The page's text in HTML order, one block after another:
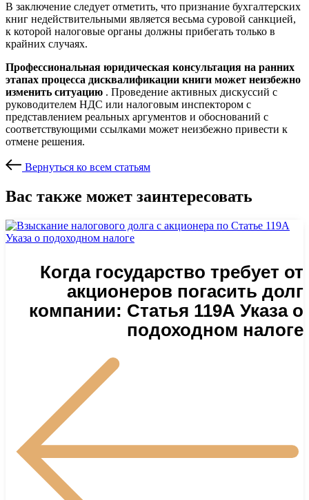
В заключение следует отметить, что признание бухгалтерских
книг недействительными является весьма суровой санкцией,
к которой налоговые органы должны прибегать только в
крайних случаях.
Профессиональная юридическая консультация на ранних
этапах процесса дисквалификации книги может неизбежно
изменить ситуацию . Проведение активных дискуссий с
руководителем НДС или налоговым инспектором с
представлением реальных аргументов и обоснований с
соответствующими ссылками может неизбежно привести к
отмене решения.
Вернуться ко всем статьям
Вас также может заинтересовать
Когда государство требует от
акционеров погасить долг
компании: Статья 119А Указа о
подоходном налоге